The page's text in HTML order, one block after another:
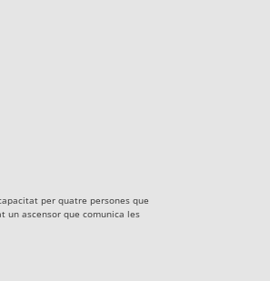
per quatre persones que
un ascensor que comunica les